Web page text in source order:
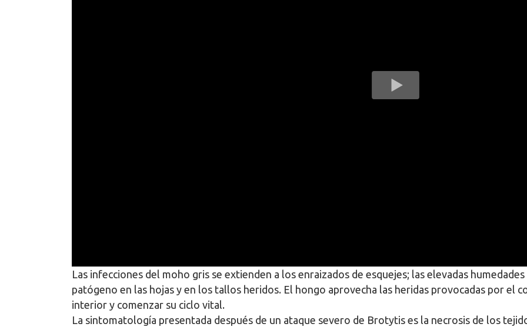
Las infecciones del moho gris se extienden a los enraizados de esquejes; las elevadas
patógeno en las hojas y en los tallos heridos. El hongo aprovecha las heridas provocadas por el
interior y comenzar su ciclo vital.
La sintomatología presentada después de un ataque severo de Brotytis es la necrosis de los